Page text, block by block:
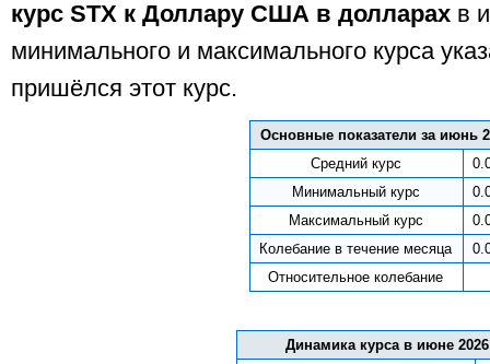
курс STX к Доллару США в долларах в
минимального и максимального курса
пришёлся этот курс.
Основные показатели за июнь
Средний курс
Минимальный курс
Максимальный курс
Колебание в течение месяца
Относительное колебание
Динамика курса в июне 2026